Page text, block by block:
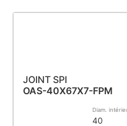
JOINT SPI
OAS-40X67X7-FPM
Diam.
40